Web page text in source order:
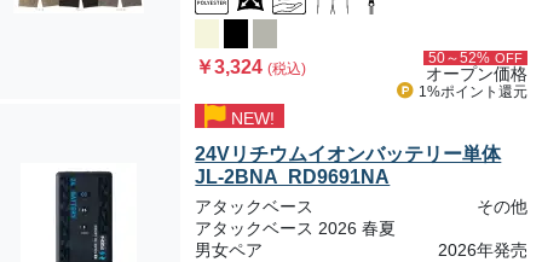
￥3,324(税込)
50～52% OFF
オープン価格
1%ポイント 還元
NEW!
24Vリチウムイオンバッテリー単体
JL-2BNA RD9691NA
アタックベース
その他
アタックベース 2026 春夏
男女ペア
2026年発売